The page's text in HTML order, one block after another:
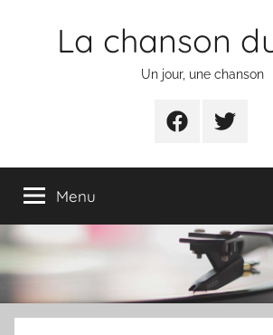
La chanson
Un jour, une chanson
FacebookTwitter
Menu